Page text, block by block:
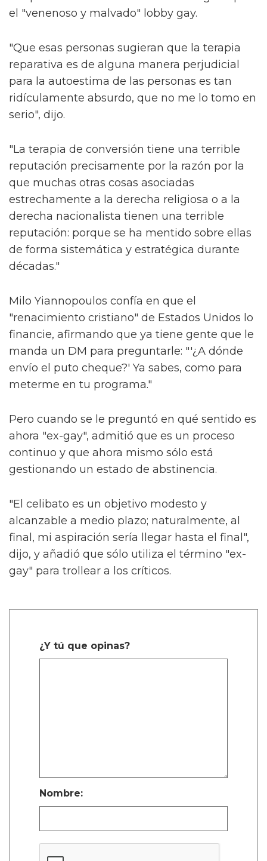
el "venenoso y malvado" lobby gay.
"Que esas personas sugieran que la terapia
reparativa es de alguna manera perjudicial
para la autoestima de las personas es tan
ridículamente absurdo, que no me lo tomo en
serio", dijo.
"La terapia de conversión tiene una terrible
reputación precisamente por la razón por la
que muchas otras cosas asociadas
estrechamente a la derecha religiosa o a la
derecha nacionalista tienen una terrible
reputación: porque se ha mentido sobre ellas
de forma sistemática y estratégica durante
décadas."
Milo Yiannopoulos confía en que el
"renacimiento cristiano" de Estados Unidos lo
financie, afirmando que ya tiene gente que le
manda un DM para preguntarle: "'¿A dónde
envío el puto cheque?' Ya sabes, como para
meterme en tu programa."
Pero cuando se le preguntó en qué sentido es
ahora "ex-gay", admitió que es un proceso
continuo y que ahora mismo sólo está
gestionando un estado de abstinencia.
"El celibato es un objetivo modesto y
alcanzable a medio plazo; naturalmente, al
final, mi aspiración sería llegar hasta el final",
dijo, y añadió que sólo utiliza el término "ex-
gay" para trollear a los críticos.
¿Y tú que opinas?
Nombre: